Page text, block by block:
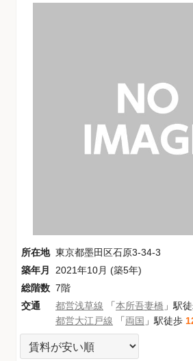
所在地 東京都墨田区石原3-34-3
築年月
2021年10月 (築5年)
総階数 7階
交通
都営浅草線 「本所吾妻橋 」駅
都営大江戸線 「両国 」駅徒歩